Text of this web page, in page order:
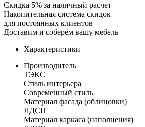
Скидка 5% за наличный расчет
Накопительная система скидок
для постоянных клиентов
Доставим и соберём вашу мебель
Характеристики
Производитель
ТЭКС
Стиль интерьера
Современный стиль
Материал фасада (облицовки)
ЛДСП
Материал каркаса (наполнения)